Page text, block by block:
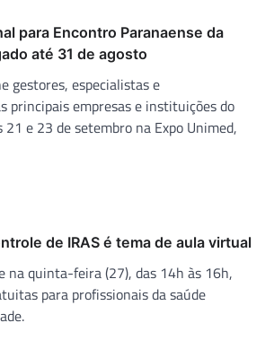
para Encontro Paranaense da
até 31 de agosto
gestores, especialistas e
principais empresas e instituições do
e 23 de setembro na Expo Unimed,
de IRAS é tema de aula virtual
na quinta-feira (27), das 14h às 16h,
para profissionais da saúde